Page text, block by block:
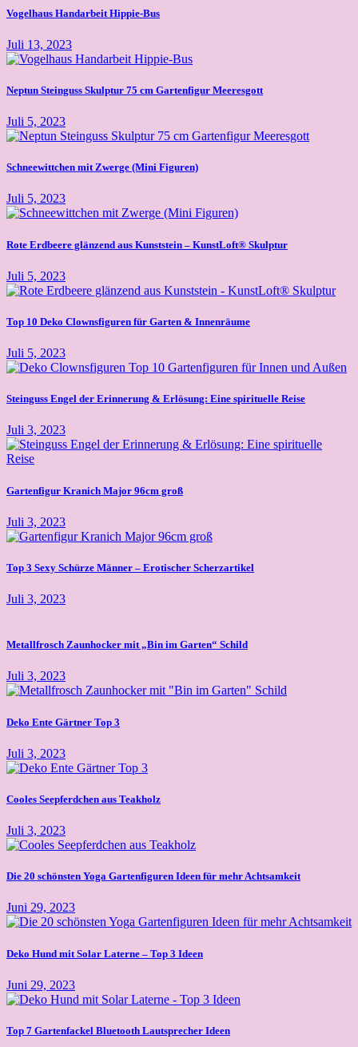
Vogelhaus Handarbeit Hippie-Bus
Juli 13, 2023
Neptun Steinguss Skulptur 75 cm Gartenfigur Meeresgott
Juli 5, 2023
Schneewittchen mit Zwerge (Mini Figuren)
Juli 5, 2023
Rote Erdbeere glänzend aus Kunststein – KunstLoft® Skulptur
Juli 5, 2023
Top 10 Deko Clownsfiguren für Garten & Innenräume
Juli 5, 2023
Steinguss Engel der Erinnerung & Erlösung: Eine spirituelle Reise
Juli 3, 2023
Gartenfigur Kranich Major 96cm groß
Juli 3, 2023
Top 3 Sexy Schürze Männer – Erotischer Scherzartikel
Juli 3, 2023
Metallfrosch Zaunhocker mit „Bin im Garten“ Schild
Juli 3, 2023
Deko Ente Gärtner Top 3
Juli 3, 2023
Cooles Seepferdchen aus Teakholz
Juli 3, 2023
Die 20 schönsten Yoga Gartenfiguren Ideen für mehr Achtsamkeit
Juni 29, 2023
Deko Hund mit Solar Laterne – Top 3 Ideen
Juni 29, 2023
Top 7 Gartenfackel Bluetooth Lautsprecher Ideen